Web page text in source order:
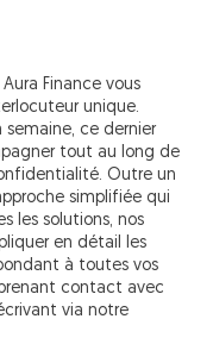
Finance vous
unique.
ce dernier
tout au long de
Outre un
simplifiée qui
les solutions, nos
en détail les
à toutes vos
contact avec
via notre